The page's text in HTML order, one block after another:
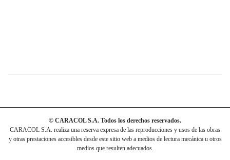
© CARACOL S.A. Todos los derechos reservados.
CARACOL S.A. realiza una reserva expresa de las reproducciones y usos de las obras
y otras prestaciones accesibles desde este sitio web a medios de lectura mecánica u otros
medios que resulten adecuados.